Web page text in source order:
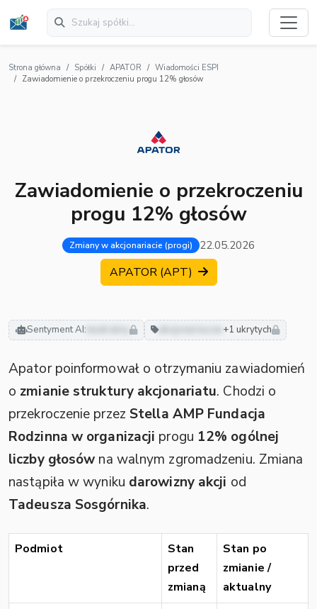
Strona główna Spółki APATOR
Wiadomości ESPI
Zawiadomienie o przekroczeniu progu 12% głosów
Zawiadomienie o przekroczeniu
progu 12% głosów
Zmiany w akcjonariacie (progi) 22.05.2026
APATOR (APT)
Sentyment AI: neutralny akcjonariusze +1 ukrytych
Apator poinformował o otrzymaniu zawiadomień
o zmianie struktury akcjonariatu. Chodzi o
przekroczenie przezStella AMP Fundacja
Rodzinna w organizacji progu 12% ogólnej
liczby głosów na walnym zgromadzeniu. Zmiana
nastąpiła w wyniku darowizny akcji od
Tadeusza Sosgórnika.
Podmiot
Stan
przed
zmianą
Stan po
zmianie /
aktualny